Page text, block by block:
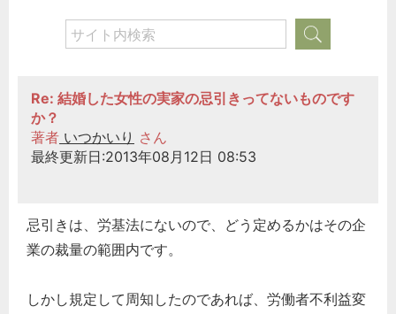
Re: 結婚した女性の実家の忌引きってないものです
か？
著者 いつかいり さん
最終更新日:2013年08月12日 08:53
忌引きは、労基法にないので、どう定めるかはその企
業の裁量の範囲内です。
しかし規定して周知したのであれば、労働者不利益変